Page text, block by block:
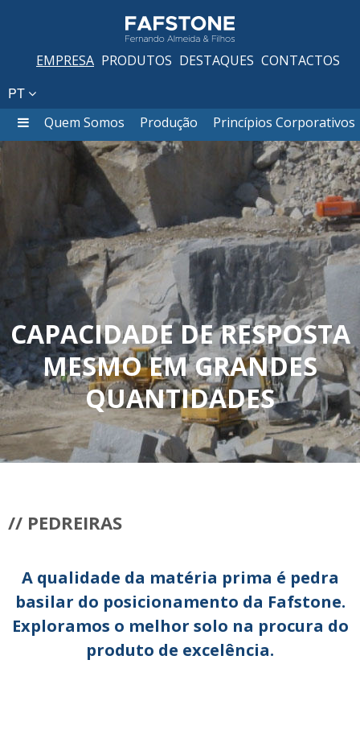
EMPRESA PRODUTOS DESTAQUES CONTACTOS
PT
Quem Somos Produção Princípios Corporativos
CAPACIDADE DE RESPOSTA
MESMO EM GRANDES
QUANTIDADES
// PEDREIRAS
A qualidade da matéria prima é pedra
basilar do posicionamento da Fafstone.
Exploramos o melhor solo na procura do
produto de excelência.